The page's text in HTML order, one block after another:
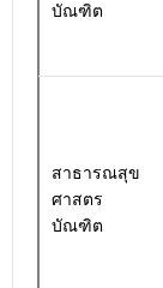
บัณฑิต
สาธารณสุข
ศาสตร
บัณฑิต